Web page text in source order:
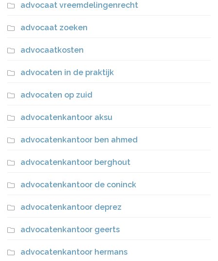
advocaat vreemdelingenrecht
advocaat zoeken
advocaatkosten
advocaten in de praktijk
advocaten op zuid
advocatenkantoor aksu
advocatenkantoor ben ahmed
advocatenkantoor berghout
advocatenkantoor de coninck
advocatenkantoor deprez
advocatenkantoor geerts
advocatenkantoor hermans